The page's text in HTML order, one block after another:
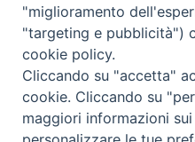
LITURGIA DELLE
GALLERIE
"miglioramento
"targeting e pubblicità")
cookie policy.
Cliccando su "accetta"
cookie. Cliccando su
maggiori informazioni